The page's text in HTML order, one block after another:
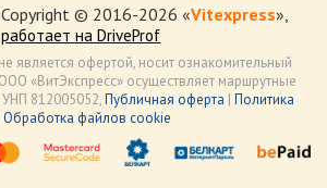
Copyright © 2016-2026 «Vitexpress»,
работает на DriveProf
является офертой, носит ознакомительный
«ВитЭкспресс» осуществляет маршрутные
812005052,Публичная оферта | Политика
Обработка файлов cookie